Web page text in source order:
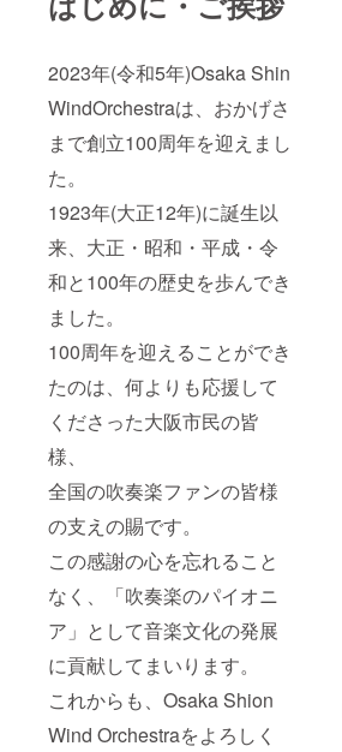
2023年(令和5年)Osaka Shin
WindOrchestraは、おかげさ
まで創立100周年を迎えまし
た。
1923年(大正12年)に誕生以
来、大正・昭和・平成・令
和と100年の歴史を歩んでき
ました。
100周年を迎えることができ
たのは、何よりも応援して
くださった大阪市民の皆
様、
全国の吹奏楽ファンの皆様
の支えの賜です。
この感謝の心を忘れること
なく、「吹奏楽のパイオニ
ア」として音楽文化の発展
に貢献してまいります。
これからも、Osaka Shion
Wind Orchestraをよろしく